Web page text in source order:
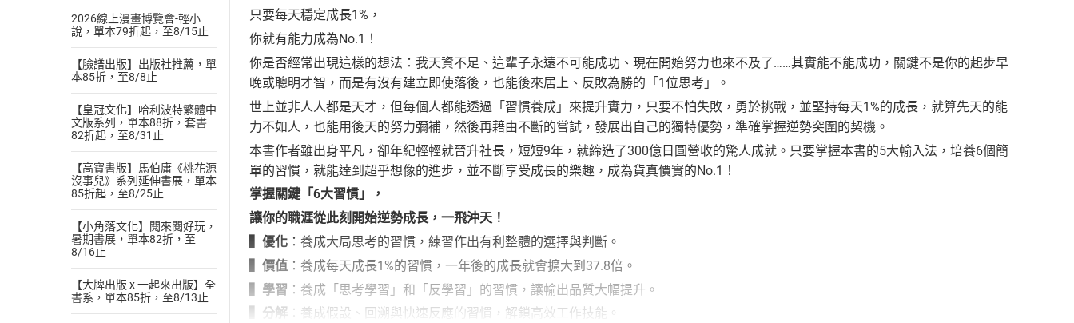
2026線上漫畫博覽會-輕小
說，單本79折起，至8/15止
【臉譜出版】出版社推薦，單
本85折，至8/8止
【皇冠文化】哈利波特繁體中
文版系列，單本88折，套書
82折起，至8/31止
【高寶書版】馬伯庸《桃花源
沒事兒》系列延伸書展，單本
85折起，至8/25止
【小角落文化】閱來閱好玩，
暑期書展，單本82折，至
8/16止
【大牌出版 x 一起來出版】全
書系，單本85折，至8/13止
只要每天穩定成長1%，
你就有能力成為No.1！
你是否經常出現這樣的想法：我天資不足、這輩子永遠不可能成功、現在開始努力也來不及了……其實能不能成功，關鍵不是你的起步早
晚或聰明才智，而是有沒有建立即使落後，也能後來居上、反敗為勝的「1位思考」。
世上並非人人都是天才，但每個人都能透過「習慣養成」來提升實力，只要不怕失敗，勇於挑戰，並堅持每天1%的成長，就算先天的能
力不如人，也能用後天的努力彌補，然後再藉由不斷的嘗試，發展出自己的獨特優勢，準確掌握逆勢突圍的契機。
本書作者雖出身平凡，卻年紀輕輕就晉升社長，短短9年，就締造了300億日圓營收的驚人成就。只要掌握本書的5大輸入法，培養6個簡
單的習慣，就能達到超乎想像的進步，並不斷享受成長的樂趣，成為貨真價實的No.1！
掌握關鍵「6大習慣」，
讓你的職涯從此刻開始逆勢成長，一飛沖天！
▍優化 ：養成大局思考的習慣，練習作出有利整體的選擇與判斷。
▍價值 ：養成每天成長1%的習慣，一年後的成長就會擴大到37.8倍。
▍學習 ：養成「思考學習」和「反學習」的習慣，讓輸出品質大幅提升。
▍分解 ：養成假設、回溯與快速反應的習慣，解鎖高效工作技能。